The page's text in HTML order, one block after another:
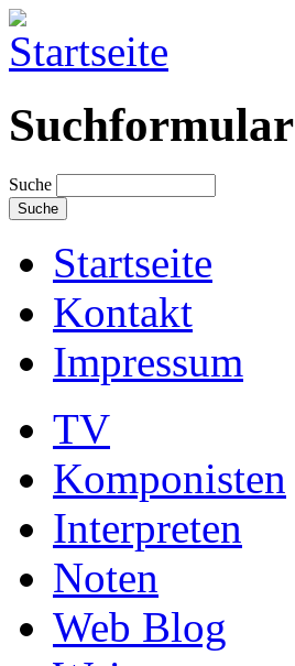
Suchformular
Suche
Startseite
Kontakt
Impressum
TV
Komponisten
Interpreten
Noten
Web Blog